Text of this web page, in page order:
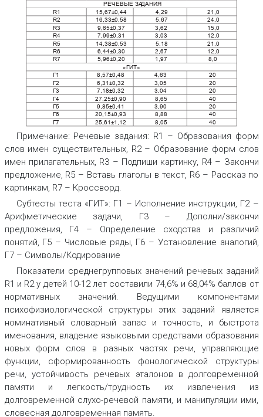
РЕЧЕВЫЕ ЗАДАНИЯ
R1 15,67±0,44 4,29 21,0
R2 16,33±0,58 5,67 24,0
R3 9,65±0,37 3,62 15,0
R4 7,99±0,31 3,03 12,0
R5 14,38±0,53 5,18 21,0
R6 6,44±0,30 2,67 12,0
R7 5,96±0,20 1,97
8,0
«ГИТ »
Г1 8,57±0,48 4,63
20
Г2
6,31±0,32 3,05
20
Г3
7,18±0,32 3,04
20
Г4
27,25±0,90 8,65
40
Г5
9,85±0,41 3,90 20
Г6 20,15±0,93 8,88
40
Г7
25,61±1,12 8,05 40
Примечание: Речевые задания: R1 – Образования форм
слов имен существительных, R2 – Образование форм слов
имен прилагательных, R3 – Подпиши картинку, R4 – Закончи
предложение, R5 – Вставь глаголы в текст, R6 – Рассказ по
картинкам, R7 – Кроссворд.
Субтесты теста «ГИТ»: Г1 – Исполнение инструкции, Г2 –
Арифметические задачи, Г3 – Дополни/закончи
предложения, Г4 – Определение сходства и различий
понятий, Г5 – Числовые ряды, Г6 – Установление аналогий,
Г7 – Символы/Кодирование
Показатели среднегрупповых значений речевых заданий
R1 и R2 у детей 10-12 лет составили 74,6% и 68,04% баллов от
нормативных значений. Ведущими компонентами
психофизиологической структуры этих заданий является
номинативный словарный запас и точность, и быстрота
именования, владение языковыми средствами образования
новых форм слов в разных частях речи, управляющие
функции, сформированность фонологической структуры
речи, устойчивость речевых эталонов в долговременной
памяти и легкость/трудность их извлечения из
долговременной слухо-речевой памяти, и манипуляции ими,
словесная долговременная память.